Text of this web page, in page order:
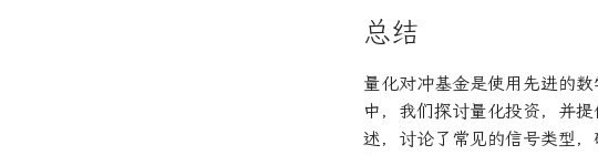
总结
量化对冲基金是使用先进的
中，我们探讨量化投资，并
述，讨论了常见的信号类型